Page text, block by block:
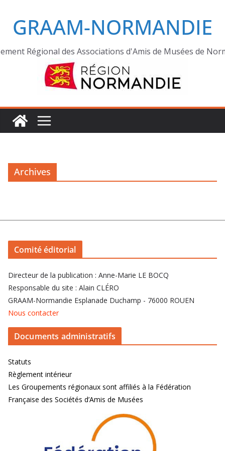
GRAAM-NORMANDIE
Régional des Associations d'Amis de Musées de
Archives
Comité éditorial
Directeur de la publication : Anne-Marie LE BOCQ
Responsable du site : Alain CLÉRO
GRAAM-Normandie Esplanade Duchamp - 76000 ROUEN
Nous contacter
Documents administratifs
Statuts
Règlement intérieur
Les Groupements régionaux sont affiliés à la Fédération
Française des Sociétés d’Amis de Musées